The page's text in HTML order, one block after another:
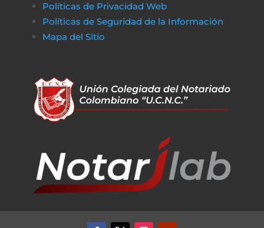
Políticas de Privacidad Web
Políticas de Seguridad de la Información
Mapa del Sitio